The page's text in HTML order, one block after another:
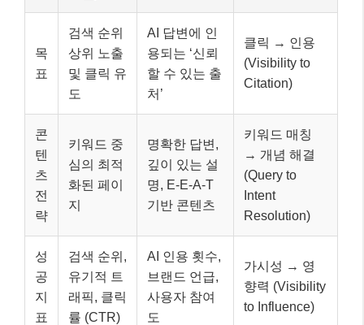
목
표
검색 순위
상위 노출
및 클릭 유
도
AI 답변에 인
용되는 ‘신뢰
할 수 있는 출
처’
클릭 → 인용
(Visibility to
Citation)
콘
텐
츠
전
략
키워드 중
심의 최적
화된 페이
지
명확한 답변,
깊이 있는 설
명, E-E-A-T
기반 콘텐츠
키워드 매칭
→ 개념 해결
(Query to
Intent
Resolution)
성
공
지
표
검색 순위,
유기적 트
래픽, 클릭
률 (CTR)
AI 인용 횟수,
브랜드 언급,
사용자 참여
도
가시성 → 영
향력 (Visibility
to Influence)